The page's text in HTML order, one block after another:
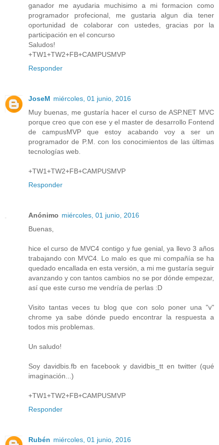
ganador me ayudaria muchisimo a mi formacion como
programador profecional, me gustaria algun dia tener
oportunidad de colaborar con ustedes, gracias por la
participación en el concurso
Saludos!
+TW1+TW2+FB+CAMPUSMVP
Responder
JoseM miércoles, 01 junio, 2016
Muy buenas, me gustaría hacer el curso de ASP.NET MVC
porque creo que con ese y el master de desarrollo Fontend
de campusMVP que estoy acabando voy a ser un
programador de P.M. con los conocimientos de las últimas
tecnologías web.
+TW1+TW2+FB+CAMPUSMVP
Responder
Anónimo miércoles, 01 junio, 2016
Buenas,
hice el curso de MVC4 contigo y fue genial, ya llevo 3 años
trabajando con MVC4. Lo malo es que mi compañía se ha
quedado encallada en esta versión, a mi me gustaría seguir
avanzando y con tantos cambios no se por dónde empezar,
así que este curso me vendría de perlas :D
Visito tantas veces tu blog que con solo poner una "v"
chrome ya sabe dónde puedo encontrar la respuesta a
todos mis problemas.
Un saludo!
Soy davidbis.fb en facebook y davidbis_tt en twitter (qué
imaginación...)
+TW1+TW2+FB+CAMPUSMVP
Responder
Rubén miércoles, 01 junio, 2016